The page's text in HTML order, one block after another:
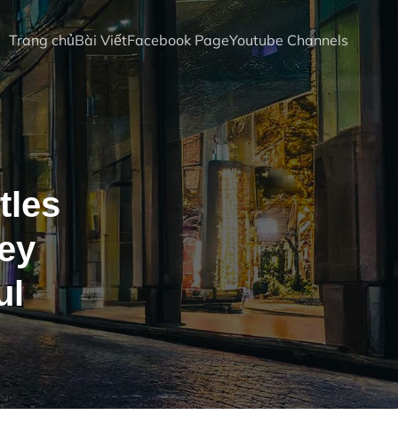
Trang chủBài ViếtFacebook PageYoutube Channels